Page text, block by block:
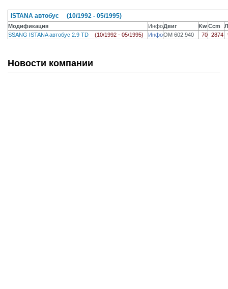
ISTANA автобус (10/1992 - 05/1995)
Модификация ИнфоДвиг KwCcm
SSANG ISTANA автобус 2.9 TD (10/1992 - 05/1995) ИнфоOM 602.940 70 2874
Новости компании